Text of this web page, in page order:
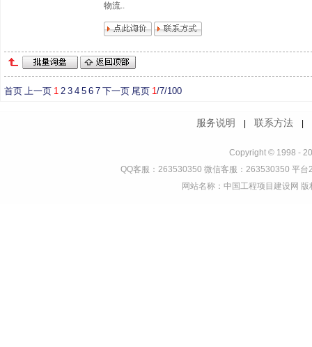
物流..
首页 上一页 1 2 3 4 5 6 7 下一页 尾页 1/7/100
服务说明 联系方法
Copyright © 1998 -
QQ客服：263530350 微信客服：263530350 平
网站名称：中国工程项目建设网